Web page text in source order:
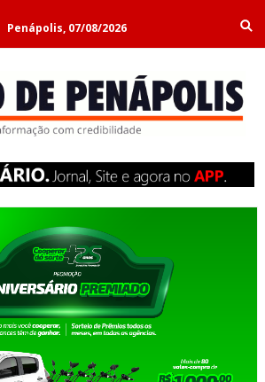
Penápolis, 07/08/2026